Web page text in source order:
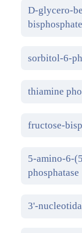
D-glycero-
sorbitol-6-
thiamine
fructose-
5-amino-6-
phosphatase
3'-